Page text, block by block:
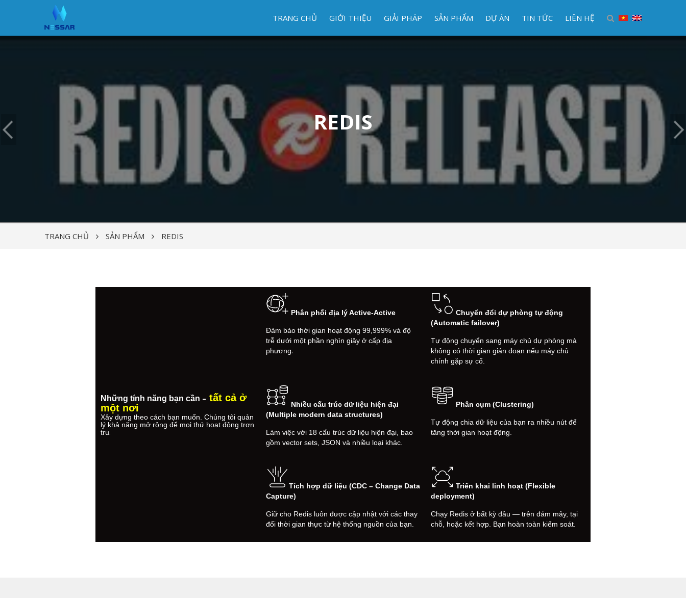
TRANG CHỦ GIỚI THIỆU GIẢI PHÁP SẢN PHẨM DỰ ÁN TIN TỨC LIÊN HỆ
REDIS
TRANG CHỦ SẢN PHẨM REDIS
Những tính năng bạn cần – tất cả ở
một nơi
Xây dựng theo cách bạn muốn. Chúng tôi quản
lý khả năng mở rộng để mọi thứ hoạt động trơn
tru.
Phân phối địa lý Active-Active
Đảm bảo thời gian hoạt động 99,999% và độ
trễ dưới một phần nghìn giây ở cấp địa
phương.
Chuyển đổi dự phòng tự động
(Automatic failover)
Tự động chuyển sang máy chủ dự phòng mà
không có thời gian gián đoạn nếu máy chủ
chính gặp sự cố.
Nhiều cấu trúc dữ liệu hiện đại
(Multiple modern data structures)
Làm việc với 18 cấu trúc dữ liệu hiện đại, bao
gồm vector sets, JSON và nhiều loại khác.
Phân cụm (Clustering)
Tự động chia dữ liệu của bạn ra nhiều nút để
tăng thời gian hoạt động.
Tích hợp dữ liệu (CDC – Change Data
Capture)
Giữ cho Redis luôn được cập nhật với các thay
đổi thời gian thực từ hệ thống nguồn của bạn.
Triển khai linh hoạt (Flexible
deployment)
Chạy Redis ở bất kỳ đâu — trên đám mây, tại
chỗ, hoặc kết hợp. Bạn hoàn toàn kiểm soát.